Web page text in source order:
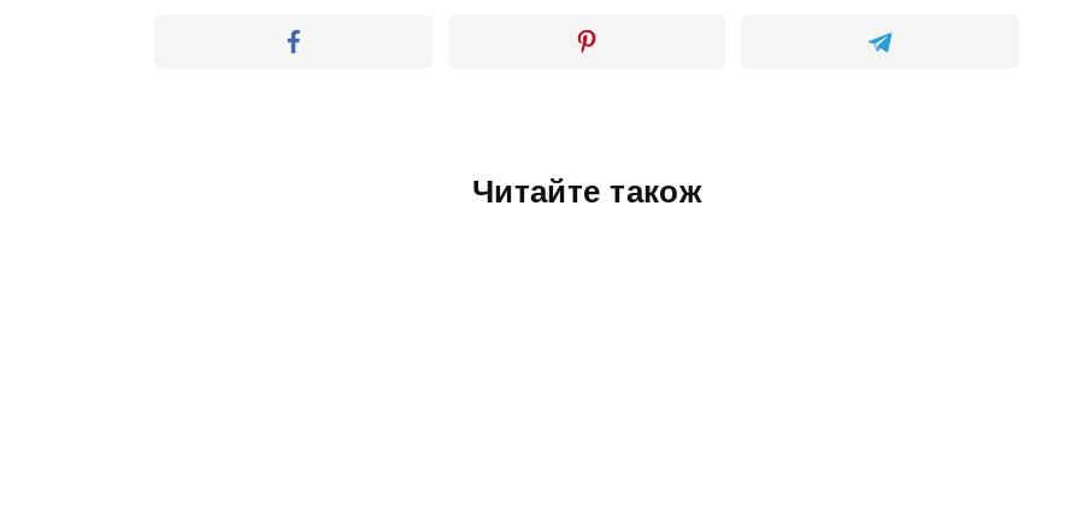
Читайте також